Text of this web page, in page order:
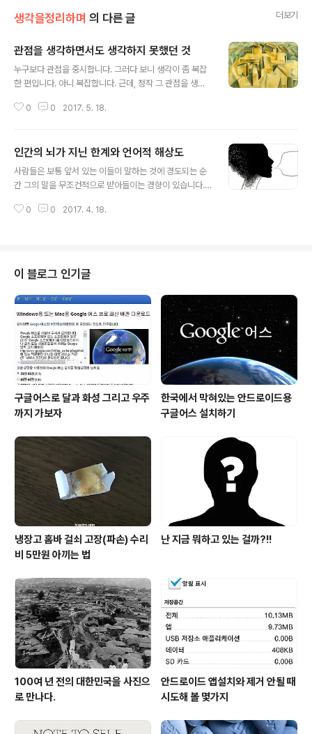
생각을정리하며 의 다른 글 더보기
관점을 생각하면서도 생각하지 못했던 것
누구보다 관점을 중시합니다. 그러다 보니 생각이 좀 복잡
한 편입니다. 아니 복잡합니다. 근데, 정작 그 관점을 생각
생각에 불현듯 갖게 된 의문입니다. 왜 관점을 생각하게 되
(딱 떨어지는 건 아니다 하더라도) 바라보는 각도에 따라
시야에 상이 2차원으로 맺히기 때문이라는 결론에 다다랐
습니다. 당면한 조건에 따라 어쩔 수 없이 생각도 관점에 한
이것도 그 한계를 벗어날 경우 확장되는 범위의 규모에 따
0 0 2017. 5. 18.
인간의 뇌가 지닌 한계와 언어적 해상도
사람들은 보통 앞서 있는 이들이 말하는 것에 경도되는 순
간 그의 말을 무조건적으로 받아들이는 경향이 있습니다.
있으면서도 대체적으로 그렇게들 보이는 건 부정하기 어렵
하면서도 또 한편으로는 그렇지 않다고 생각합니다. 언어
와 문자는 무한대에 가까운 조합으로 이루어졌기 때문입니
다. 우리 한글을 기준으로 국립국어원에 따르면 "문화체육
관광부 누리집의 '누구나 알아야 할 한글 이야기 10+9'에
실제 쓰이는 글자 수는 2500자 안팎"이라고 안내하고 있
습니다. 혹자는 자음과 모음을 ..
0 0 2017. 4. 18.
이 블로그 인기글
구글어스로 달과 화성 그리고 우주
까지 가보자
한국에서 막혀있는 안드로이드용
구글어스 설치하기
냉장고 홈바 걸쇠 고장(파손) 수리
비 5만원 아끼는 법
난 지금 뭐하고 있는 걸까?!!
100여 년 전의 대한민국을 사진으
로 만나다.
안드로이드 앱설치와 제거 안될 때
시도해 볼 몇가지